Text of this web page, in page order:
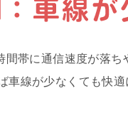
間帯に通信速度が落
車線が少なくても快